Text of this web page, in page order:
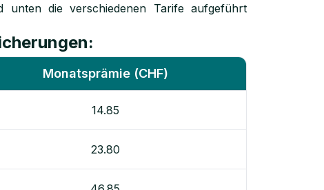
unten die verschiedenen Tarife aufgeführt
Monatsprämie (CHF)
14.85
23.80